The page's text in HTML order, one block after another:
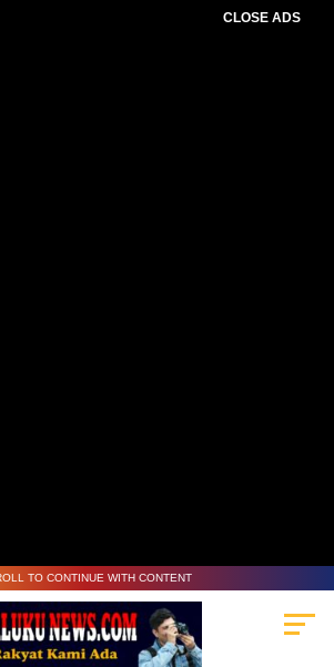
CLOSE ADS
TO CONTINUE WITH CONTENT